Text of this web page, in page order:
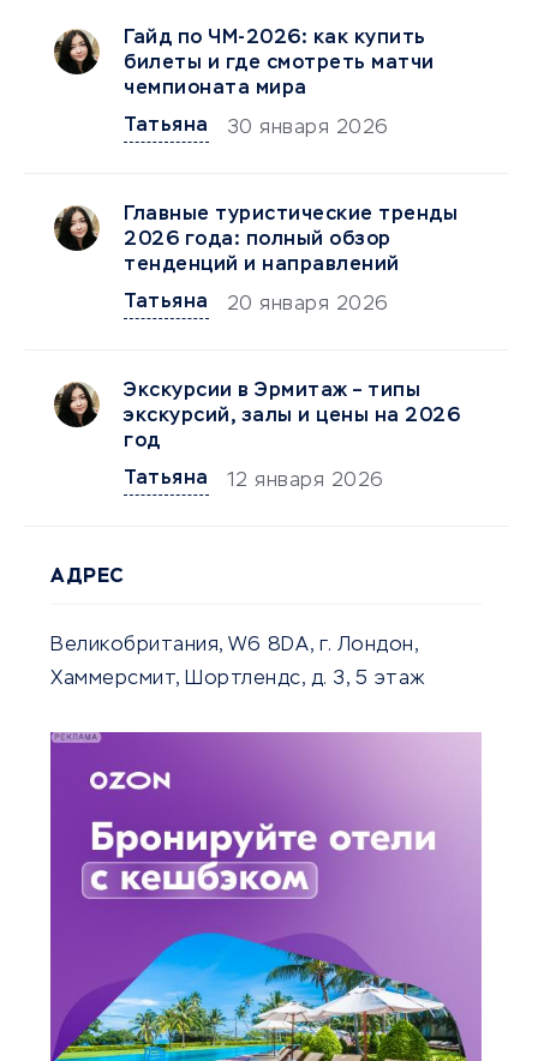
Гайд по ЧМ-2026: как купить
билеты и где смотреть матчи
чемпионата мира
Татьяна
30 января 2026
Главные туристические тренды
2026 года: полный обзор
тенденций и направлений
Татьяна
20 января 2026
Экскурсии в Эрмитаж – типы
экскурсий, залы и цены на 2026
год
Татьяна
12 января 2026
АДРЕС
Великобритания, W6 8DA, г. Лондон,
Хаммерсмит, Шортлендс, д. 3, 5 этаж